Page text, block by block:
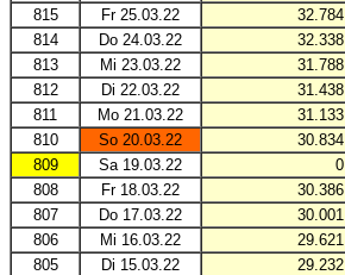
815 Fr 25.03.22 32.784
814
Do 24.03.22 32.338
813
Mi 23.03.22 31.788
812
Di 22.03.22 31.438
811
Mo 21.03.22 31.133
810
So 20.03.22 30.834
809
Sa 19.03.22 0
808
Fr 18.03.22 30.386
807
Do 17.03.22 30.001
806
Mi 16.03.22 29.621
805
Di 15.03.22 29.232